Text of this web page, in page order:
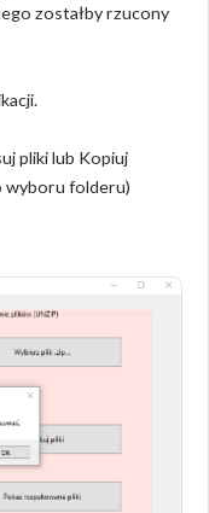
zostałby rzucony
pliki lub Kopiuj
wyboru folderu)